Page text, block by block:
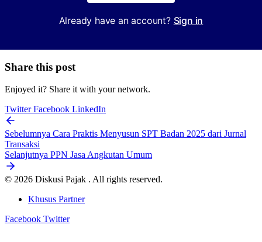
Already have an account? Sign in
Share this post
Enjoyed it? Share it with your network.
TwitterFacebook LinkedIn
Sebelumnya Cara Praktis Menyusun SPT Badan 2025 dari Jurnal
Transaksi
Selanjutnya PPN Jasa Angkutan Umum
© 2026 Diskusi Pajak . All rights reserved.
Khusus Partner
Facebook Twitter